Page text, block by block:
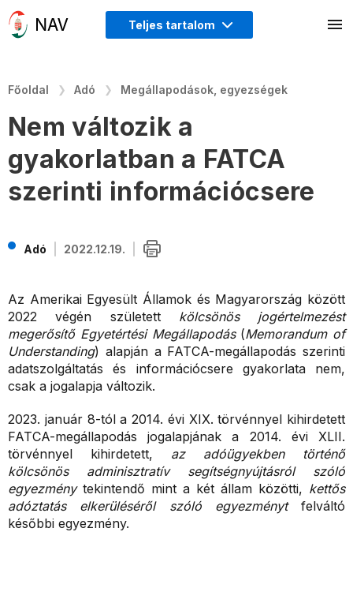
Teljes tartalom
Főoldal Adó Megállapodások, egyezségek
Nem változik a
gyakorlatban a FATCA
szerinti információcsere
Adó 2022.12.19.
Az Amerikai Egyesült Államok és Magyarország között
2022 végén született kölcsönös jogértelmezést
megerősítő Egyetértési Megállapodás(Memorandum of
Understanding) alapján a FATCA-megállapodás szerinti
adatszolgáltatás és információcsere gyakorlata nem,
csak a jogalapja változik.
2023. január 8-tól a 2014. évi XIX. törvénnyel kihirdetett
FATCA-megállapodás jogalapjának a 2014. évi XLII.
törvénnyel kihirdetett, az adóügyekben történő
kölcsönös adminisztratív segítségnyújtásról szóló
egyezménytekintendő mint a két állam közötti, kettős
adóztatás elkerüléséről szóló egyezménytfelváltó
későbbi egyezmény.